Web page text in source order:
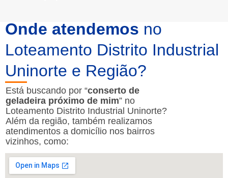
Onde atendemos no
Loteamento Distrito Industrial
Uninorte e Região?
Está buscando por “conserto de
geladeira próximo de mim” no
Loteamento Distrito Industrial Uninorte?
Além da região, também realizamos
atendimentos a domicílio nos bairros
vizinhos, como: